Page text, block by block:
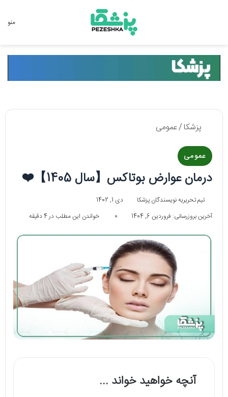
منو
پزشکا/عمومی
عمومی
درمان عوارض بوتاکس【سال 1405】❤️
تیم تحریریه نویسندگان پزشکا
دی 1, 1402
آخرین بروزرسانی: فروردین 6, 1404
0 خواندن این مطلب در 4 دقیقه
آنچه خواهید خواند ...